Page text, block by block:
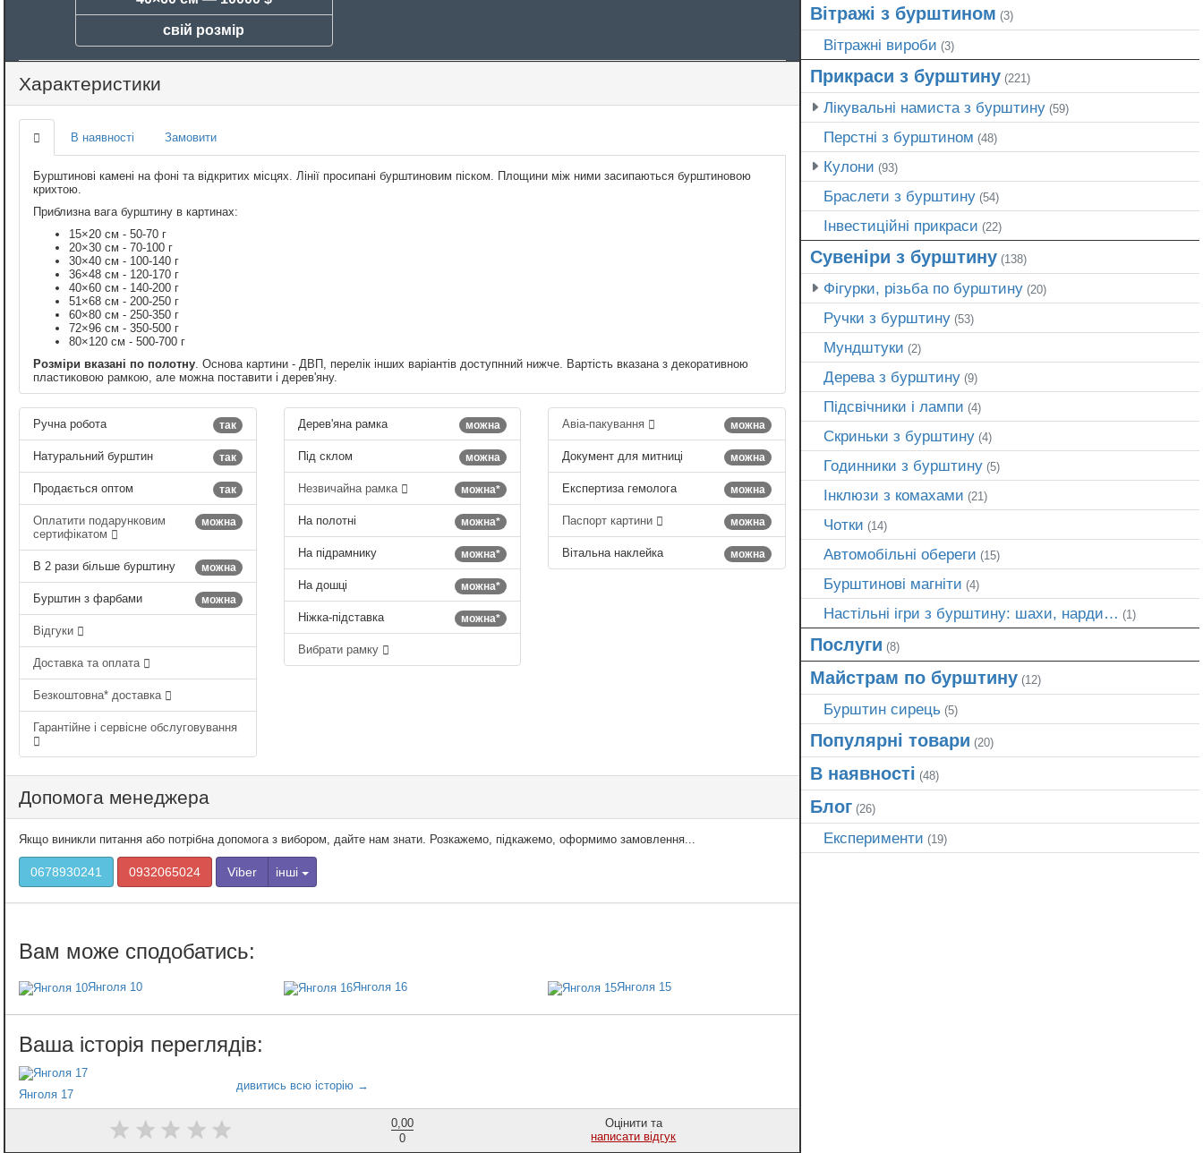
свій розмір
Характеристики
В наявності Замовити
Бурштинові камені на фоні та відкритих місцях. Лінії просипані бурштиновим піском. Площини між ними засипаються бурштиновою
крихтою.
Приблизна вага бурштину в картинах:
15×20 см - 50-70 г
20×30 см - 70-100 г
30×40 см - 100-140 г
36×48 см - 120-170 г
40×60 см - 140-200 г
51×68 см - 200-250 г
60×80 см - 250-350 г
72×96 см - 350-500 г
80×120 см - 500-700 г
Розміри вказані по полотну. Основа картини - ДВП, перелік інших варіантів доступнний нижче. Вартість вказана з декоративною
пластиковою рамкою, але можна поставити і дерев'яну.
так
Ручна робота
так
Натуральний бурштин
так
Продається оптом
можна
Оплатити подарунковим
сертифікатом
можна
В 2 рази більше бурштину
можна
Бурштин з фарбами
Відгуки
Доставка та оплата
Безкоштовна* доставка
Гарантійне і сервісне обслуговування
можна
Дерев'яна рамка
можна
Під склом
можна*
Незвичайна рамка
можна*
На полотні
можна*
На підрамнику
можна*
На дошці
можна*
Ніжка-підставка
Вибрати рамку
можна
Авіа-пакування
можна
Документ для митниці
можна
Експертиза гемолога
можна
Паспорт картини
можна
Вітальна наклейка
Допомога менеджера
Якщо виникли питання або потрібна допомога з вибором, дайте нам знати. Розкажемо, підкажемо, оформимо замовлення...
0678930241 0932065024 Viber інші
Янголя 10 Янголя 16 Янголя 15
Янголя 17
0,00
0
Оцінити та
написати відгук
Вітражі з бурштином (3)
Вітражні вироби (3)
Прикраси з бурштину(221)
Лікувальні намиста з бурштину(59)
Перстні з бурштином (48)
Кулони (93)
Браслети з бурштину(54)
Інвестиційні прикраси (22)
Сувеніри з бурштину(138)
Фігурки, різьба по бурштину(20)
Ручки з бурштину(53)
Мундштуки (2)
Дерева з бурштину(9)
Підсвічники і лампи (4)
Скриньки з бурштину(4)
Годинники з бурштину(5)
Інклюзи з комахами (21)
Чотки (14)
Автомобільні обереги (15)
Бурштинові магніти (4)
Настільні ігри з бурштину: шахи, нарди… (1)
Послуги (8)
Майстрам по бурштину(12)
Бурштин сирець (5)
Популярні товари (20)
В наявності (48)
Блог(26)
Експерименти (19)